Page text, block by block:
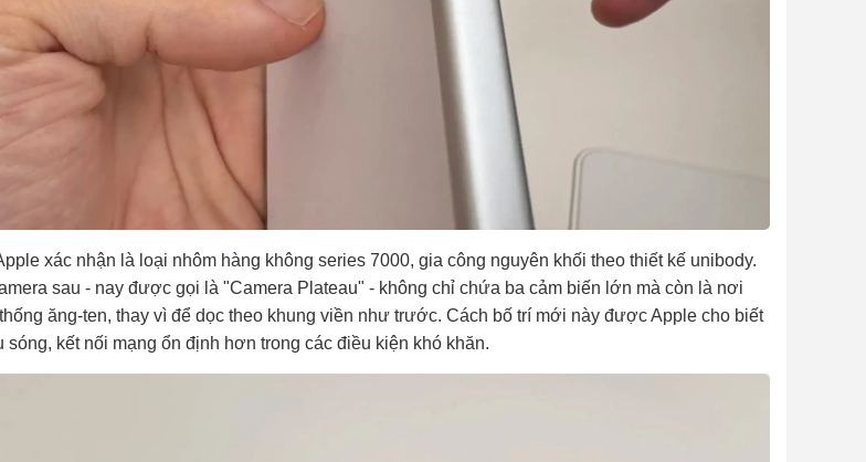
xác nhận là loại nhôm hàng không series 7000, gia công nguyên khối theo thiết kế unibody.
sau - nay được gọi là "Camera Plateau" - không chỉ chứa ba cảm biến lớn mà còn là nơi
ăng-ten, thay vì để dọc theo khung viền như trước. Cách bố trí mới này được Apple cho biết
sóng, kết nối mạng ổn định hơn trong các điều kiện khó khăn.